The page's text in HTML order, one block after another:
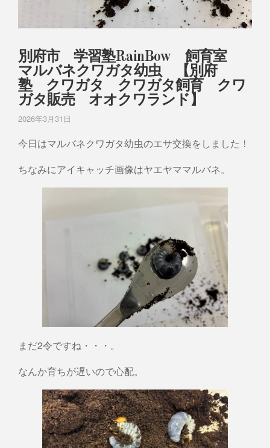
別府市 学習塾RainBow 飼育室
マルバネクワガタ幼虫 【別府
塾 クワガタ クワガタ飼育 クワ
ガタ販売 オオクワランド】
2026年3月31日
今日はマルバネクワガタ幼虫のエサ交換をしました！
ちなみにアイキャッチ画像はヤエヤママルバネ。
まだ2令ですね・・・。
なんか育ちが遅いので心配。